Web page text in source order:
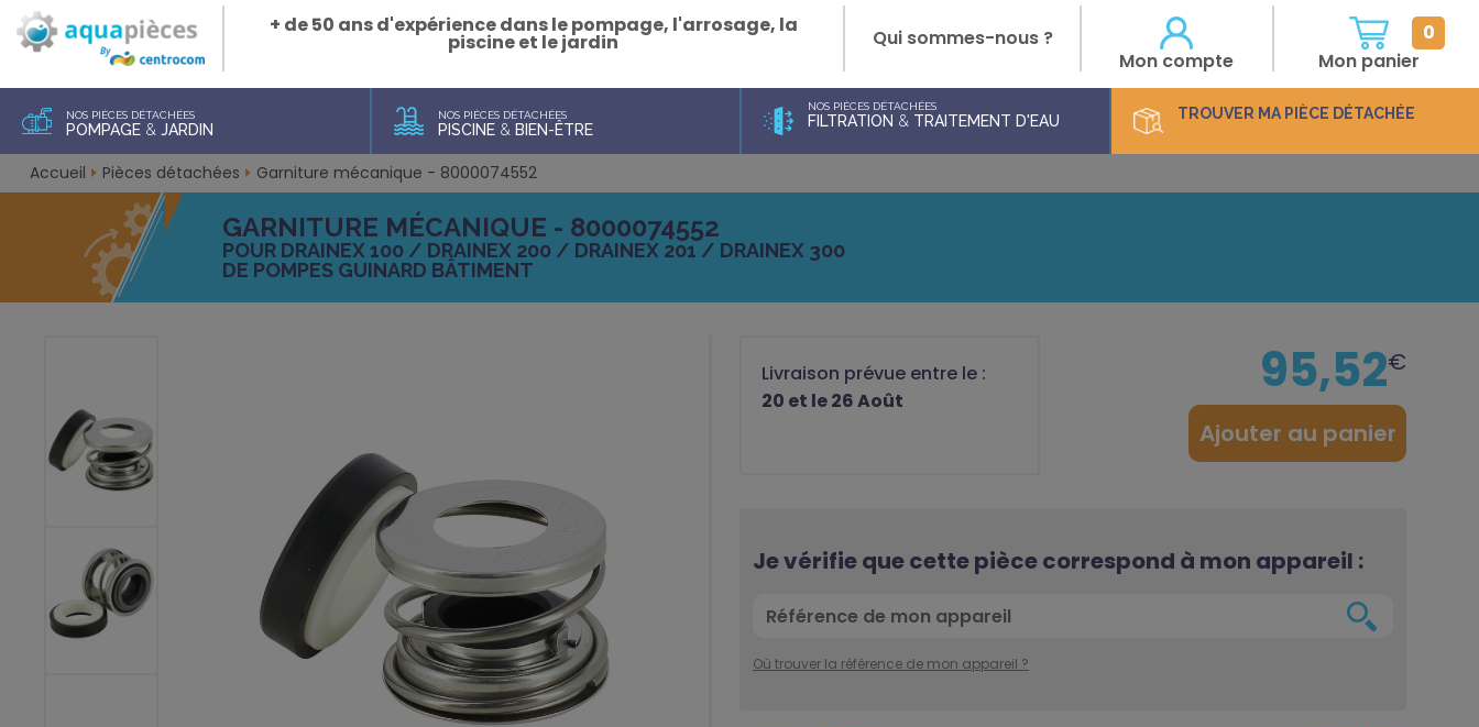
+ de 50 ans d'expérience dans le pompage, l'arrosage, la
piscine et le jardin
Qui sommes-nous ?
Mon compte
Mon panier
0
NOS PIÈCES DÉTACHÉES
POMPAGE & JARDIN
NOS PIÈCES DÉTACHÉES
PISCINE & BIEN-ÊTRE
NOS PIÈCES DÉTACHÉES
FILTRATION & TRAITEMENT D'EAU TROUVER MA PIÈCE DÉTACHÉE
Accueil Pièces détachées Garniture mécanique - 8000074552
GARNITURE MÉCANIQUE - 8000074552
POUR DRAINEX 100 / DRAINEX 200 / DRAINEX 201 / DRAINEX 300
DE POMPES GUINARD BÂTIMENT
Livraison prévue entre le :
20 et le 26 Août
95,52€
Ajouter au panier
Je vérifie que cette pièce correspond à mon appareil :
Où trouver la référence de mon appareil ?